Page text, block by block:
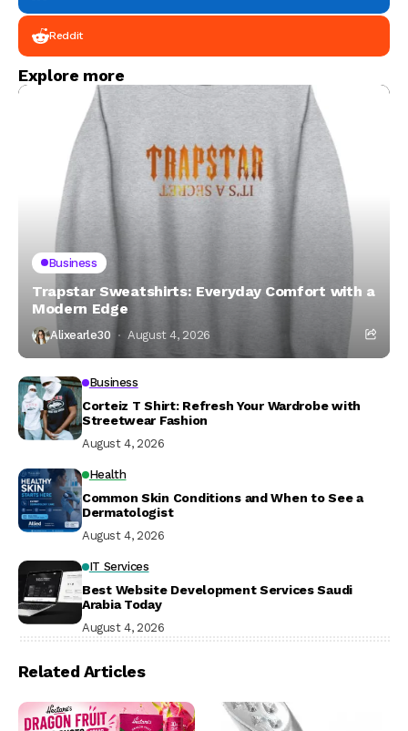
Reddit
Explore more
Business
Trapstar Sweatshirts: Everyday Comfort with a
Modern Edge
Alixearle30 August 4, 2026
Business
Corteiz T Shirt: Refresh Your Wardrobe with
Streetwear Fashion
August 4, 2026
Health
Common Skin Conditions and When to See a
Dermatologist
August 4, 2026
IT Services
Best Website Development Services Saudi
Arabia Today
August 4, 2026
Related Articles